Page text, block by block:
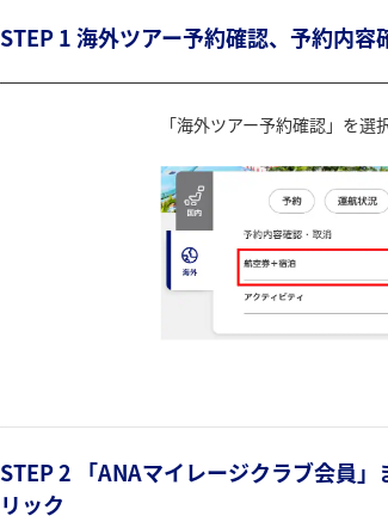
STEP 1 海外ツアー予約確認、予約内
「海外ツアー予約確認」を
STEP 2 「ANAマイレージクラブ会員
リック